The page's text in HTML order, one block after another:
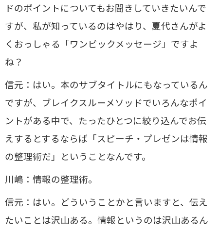
ドのポイントについてもお聞きしていきたいんで
すが、私が知っているのはやはり、夏代さんがよ
くおっしゃる「ワンビックメッセージ」ですよ
ね？
信元：はい。本のサブタイトルにもなっているん
ですが、ブレイクスルーメソッドでいろんなポイ
ントがある中で、たったひとつに絞り込んでお伝
えするとするならば「スピーチ・プレゼンは情報
の整理術だ」ということなんです。
川嶋：情報の整理術。
信元：はい。どういうことかと言いますと、伝え
たいことは沢山ある。情報というのは沢山あるん